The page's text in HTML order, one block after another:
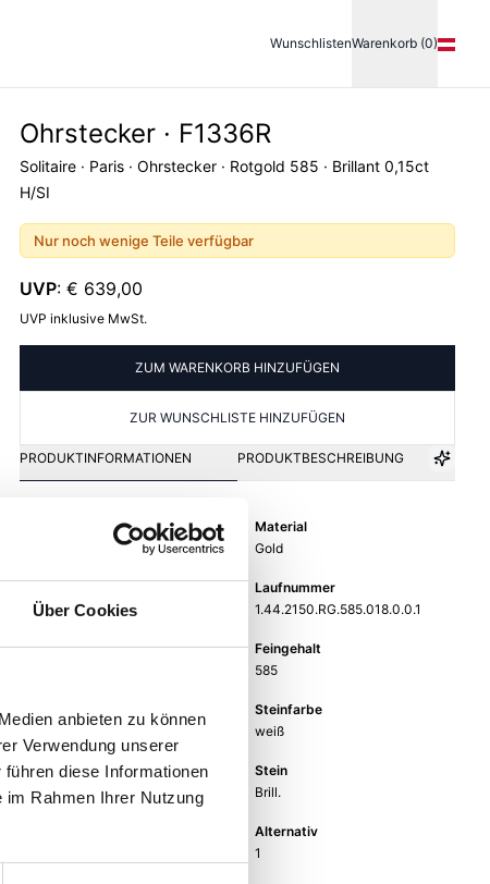
Über Cookies
anbieten zu können
Verwendung unserer
diese Informationen
im Rahmen Ihrer Nutzung
WunschlistenWarenkorb (0)
Ohrstecker · F1336R
Solitaire · Paris · Ohrstecker · Rotgold 585 · Brillant 0,15ct
H/SI
Nur noch wenige Teile verfügbar
UVP: € 639,00
UVP inklusive MwSt.
ZUM WARENKORB HINZUFÜGEN
ZUR WUNSCHLISTE HINZUFÜGEN
PRODUKTINFORMATIONEN PRODUKTBESCHREIBUNG
Material
Gold
Laufnummer
1.44.2150.RG.585.018.0.0.1
EAN
Feingehalt
585
Farbe
Steinfarbe
weiß
Steinart
Diamant
Stein
Brill.
Alternativ
1